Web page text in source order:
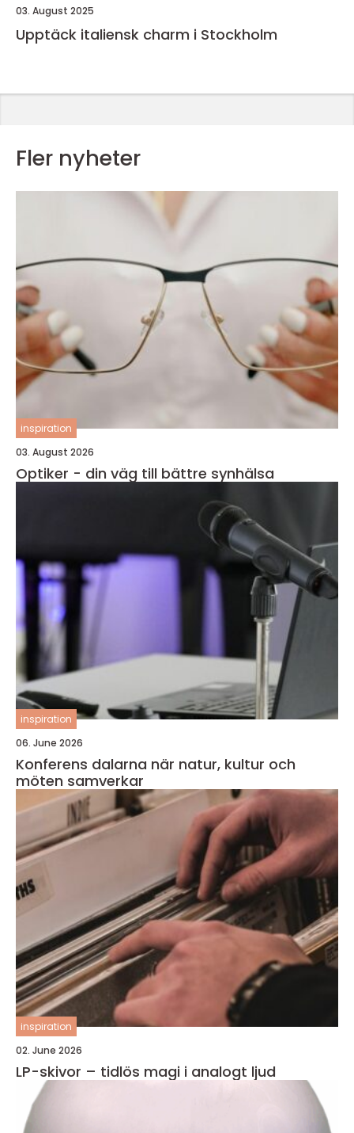
03. August 2025
Upptäck italiensk charm i Stockholm
Fler nyheter
inspiration
03. August 2026
Optiker - din väg till bättre synhälsa
inspiration
06. June 2026
Konferens dalarna när natur, kultur och
möten samverkar
inspiration
02. June 2026
LP-skivor – tidlös magi i analogt ljud